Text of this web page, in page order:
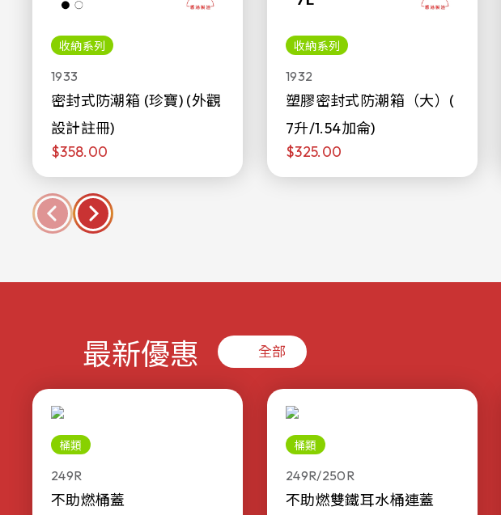
收納系列
1933
密封式防潮箱 (珍寶) (外觀
設計註冊)
$358.00
收納系列
1932
塑膠密封式防潮箱（大）(
7升/1.54加侖)
$325.00
最新優惠 全部
桶類
249R
不助燃桶蓋
桶類
249R/250R
不助燃雙鐵耳水桶連蓋